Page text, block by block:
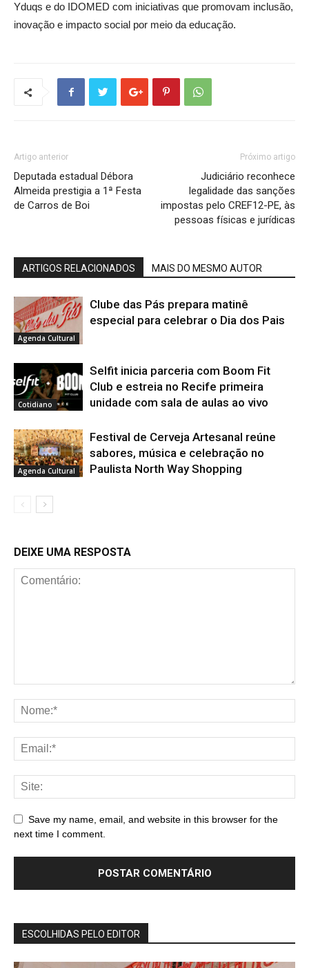
Yduqs e do IDOMED com iniciativas que promovam inclusão,
inovação e impacto social por meio da educação.
Artigo anterior
Deputada estadual Débora
Almeida prestigia a 1ª Festa
de Carros de Boi
Próximo artigo
Judiciário reconhece
legalidade das sanções
impostas pelo CREF12-PE, às
pessoas físicas e jurídicas
ARTIGOS RELACIONADOS MAIS DO MESMO AUTOR
Agenda Cultural
Clube das Pás prepara matinê
especial para celebrar o Dia dos Pais
Cotidiano
Selfit inicia parceria com Boom Fit
Club e estreia no Recife primeira
unidade com sala de aulas ao vivo
Agenda Cultural
Festival de Cerveja Artesanal reúne
sabores, música e celebração no
Paulista North Way Shopping
DEIXE UMA RESPOSTA
Save my name, email, and website in this browser for the
next time I comment.
ESCOLHIDAS PELO EDITOR